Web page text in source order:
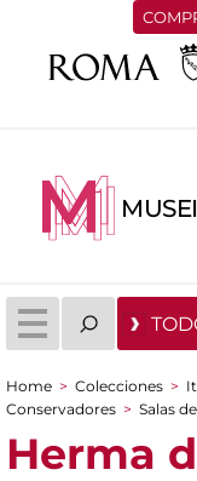
You are here
Home > Colecciones >
Conservadores > Salas
Herma